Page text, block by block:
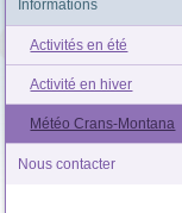
Informations
Activités en été
Activité en hiver
Météo Crans-Montana
Nous contacter